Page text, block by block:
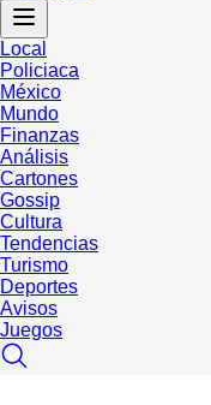
Local
Policiaca
México
Mundo
Finanzas
Análisis
Cartones
Gossip
Cultura
Tendencias
Turismo
Deportes
Avisos
Juegos